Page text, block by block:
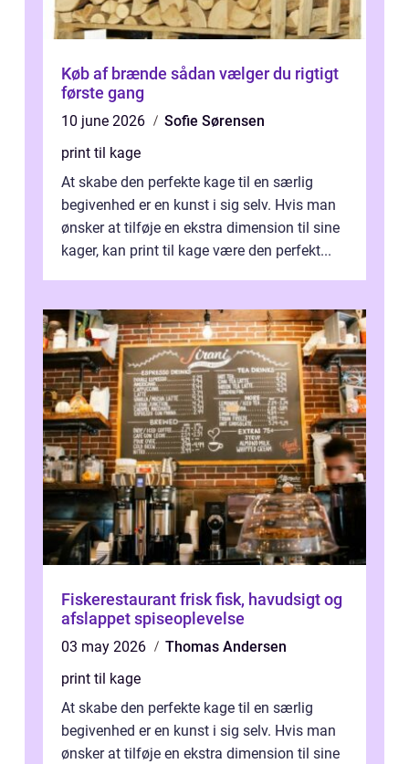
Køb af brænde sådan vælger du rigtigt
første gang
10 june 2026
Sofie Sørensen
print til kage
At skabe den perfekte kage til en særlig
begivenhed er en kunst i sig selv. Hvis man
ønsker at tilføje en ekstra dimension til sine
kager, kan print til kage være den perfekt...
Fiskerestaurant frisk fisk, havudsigt og
afslappet spiseoplevelse
03 may 2026
Thomas Andersen
print til kage
At skabe den perfekte kage til en særlig
begivenhed er en kunst i sig selv. Hvis man
ønsker at tilføje en ekstra dimension til sine